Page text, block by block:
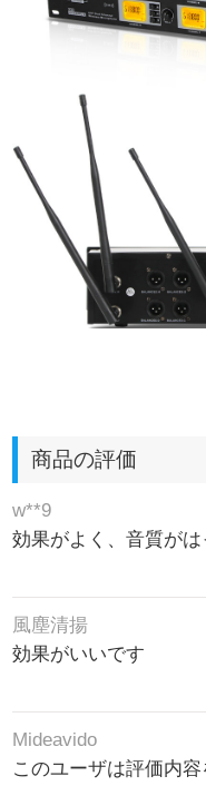
商品の評価
w**9
効果がよく、音質がは
風塵清揚
効果がいいです
Mideavido
このユーザは評価内容